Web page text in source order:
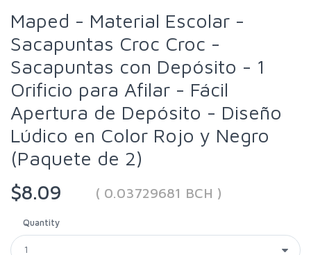
Maped - Material Escolar -
Sacapuntas Croc Croc -
Sacapuntas con Depósito - 1
Orificio para Afilar - Fácil
Apertura de Depósito - Diseño
Lúdico en Color Rojo y Negro
(Paquete de 2)
$8.09
( 0.03729681 BCH )
Quantity